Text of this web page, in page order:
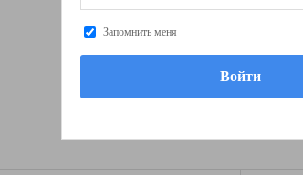
Запомнить меня